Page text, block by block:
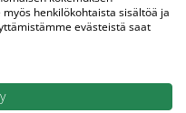
Joillakin käyttäjillä
ilmavaivoja tai ripulia,
henkilökohtaista sisältöä ja
evästeistä saat